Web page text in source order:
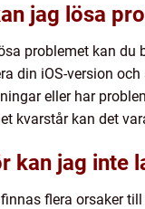
jag lösa
problemet kan du
din iOS-version
eller har
kvarstår kan det
kan jag inte
flera orsaker